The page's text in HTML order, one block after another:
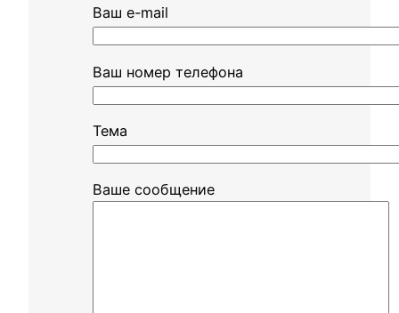
Ваш e-mail
Ваш номер телефона
Тема
Ваше сообщение